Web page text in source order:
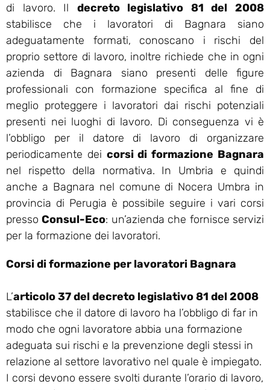
di lavoro. Il decreto legislativo 81 del 2008
stabilisce che i lavoratori di Bagnara siano
adeguatamente formati, conoscano i rischi del
proprio settore di lavoro, inoltre richiede che in ogni
azienda di Bagnara siano presenti delle figure
professionali con formazione specifica al fine di
meglio proteggere i lavoratori dai rischi potenziali
presenti nei luoghi di lavoro. Di conseguenza vi è
l’obbligo per il datore di lavoro di organizzare
periodicamente dei corsi di formazione Bagnara
nel rispetto della normativa. In Umbria e quindi
anche a Bagnara nel comune di Nocera Umbra in
provincia di Perugia è possibile seguire i vari corsi
pressoConsul-Eco: un’azienda che fornisce servizi
per la formazione dei lavoratori.
Corsi di formazione per lavoratori Bagnara
L’articolo 37 del decreto legislativo 81 del 2008
stabilisce che il datore di lavoro ha l’obbligo di far in
modo che ogni lavoratore abbia una formazione
adeguata sui rischi e la prevenzione degli stessi in
relazione al settore lavorativo nel quale è impiegato.
I corsi devono essere svolti durante l’orario di lavoro,